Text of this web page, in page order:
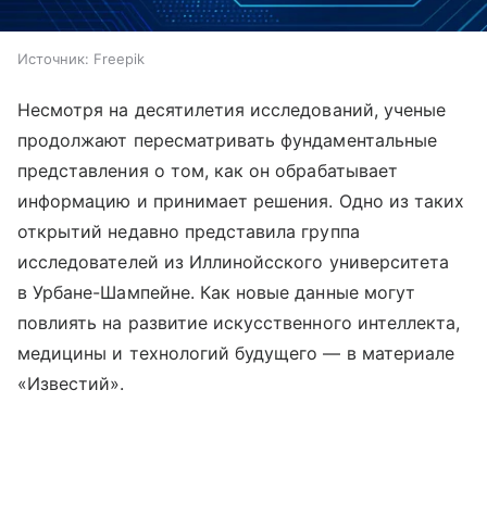
Источник: Freepik
Несмотря на десятилетия исследований, ученые
продолжают пересматривать фундаментальные
представления о том, как он обрабатывает
информацию и принимает решения. Одно из таких
открытий недавно представила группа
исследователей из Иллинойсского университета
в Урбане-Шампейне. Как новые данные могут
повлиять на развитие искусственного интеллекта,
медицины и технологий будущего — в материале
«Известий».